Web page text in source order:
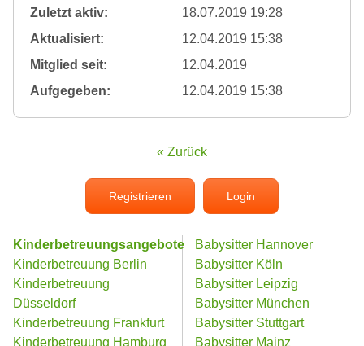
Zuletzt aktiv:
18.07.2019 19:28
Aktualisiert:
12.04.2019 15:38
Mitglied seit:
12.04.2019
Aufgegeben:
12.04.2019 15:38
« Zurück
Registrieren Login
Kinderbetreuungsangebote
Kinderbetreuung Berlin
Kinderbetreuung
Düsseldorf
Kinderbetreuung Frankfurt
Kinderbetreuung Hamburg
Babysitter Hannover
Babysitter Köln
Babysitter Leipzig
Babysitter München
Babysitter Stuttgart
Babysitter Mainz